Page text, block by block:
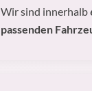
Wir sind innerhalb
passenden